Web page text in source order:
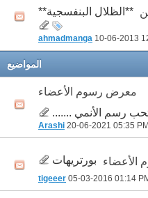
**الظلال البنفسجية**
ahmadmanga 10-06-2013
المواضيع
معرض رسوم الأعضاء
رسم الأنمي .......
Arashi 20-06-2021 05:35 PM
بورتريهات
tigeeer 05-03-2016 01:14